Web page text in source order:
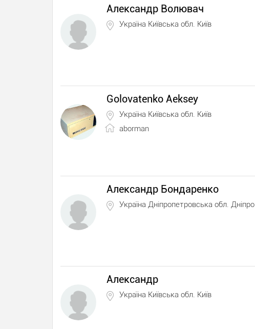
Александр Волювач
Україна Київська обл. Київ
Golovatenko Aeksey
Україна Київська обл. Київ
aborman
Александр Бондаренко
Україна Дніпропетровська обл. Дніпро
Александр
Україна Київська обл. Київ